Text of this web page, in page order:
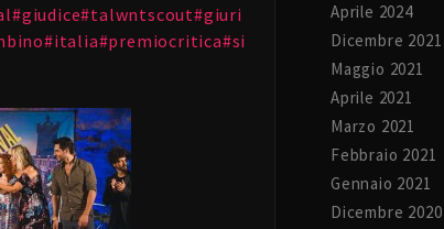
#giudice#talwntscout#giuri
#italia#premiocritica#si
Aprile 2024
Dicembre 2021
Maggio 2021
Aprile 2021
Marzo 2021
Febbraio 2021
Gennaio 2021
Dicembre 2020